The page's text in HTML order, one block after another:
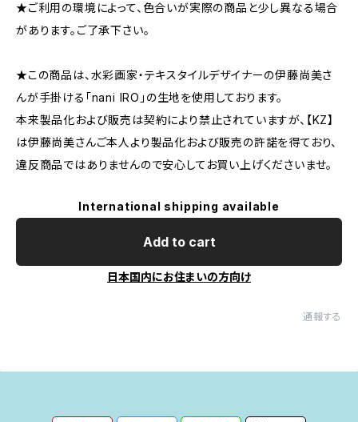
★ご利用の環境によって、色合いが実際の商品と少し異なる場合
があります。ご了承下さい。
★この商品は、水彩画家・テキスタイルデザイナーの伊藤尚美さ
んが手掛ける「nani IRO」の生地を使用しております。
本来製品化および販売は契約により禁止されていますが、【KZ】
は伊藤尚美さんご本人より製品化および販売の許諾を得ており、
違反商品ではありませんので安心してお買い上げくださいませ。
International shipping available
Add to cart
日本国内にお住まいの方向け
通報する